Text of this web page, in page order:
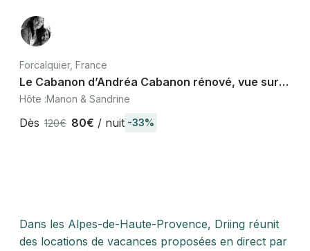
Forcalquier, France
Le Cabanon d’Andréa Cabanon rénové, vue sur
Forcalquier, centre historique
Hôte :Manon & Sandrine
Dès 120€ 80€ / nuit -33%
Dans les Alpes-de-Haute-Provence, Driing réunit
des locations de vacances proposées en direct par